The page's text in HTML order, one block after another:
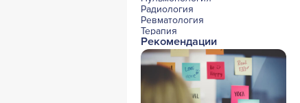
Радиология
Ревматология
Терапия
Урология и нефрология
Фармакология
Хирургия с реаниматологией
Эндокринология
Психиатрия
Офтальмология
Рекомендации